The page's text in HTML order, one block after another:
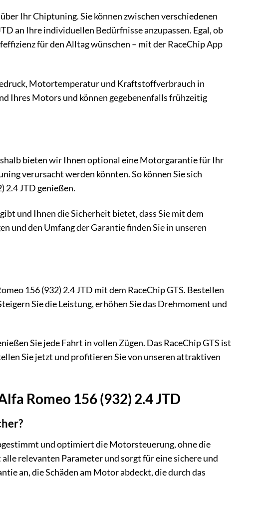
Ihr Chiptuning. Sie können zwischen verschiedenen
an Ihre individuellen Bedürfnisse anzupassen. Egal, ob
für den Alltag wünschen – mit der RaceChip App
Motortemperatur und Kraftstoffverbrauch in
Ihres Motors und können gegebenenfalls frühzeitig
bieten wir Ihnen optional eine Motorgarantie für Ihr
verursacht werden könnten. So können Sie sich
2.4 JTD genießen.
und Ihnen die Sicherheit bietet, dass Sie mit dem
und den Umfang der Garantie finden Sie in unseren
156 (932) 2.4 JTD mit dem RaceChip GTS. Bestellen
Sie die Leistung, erhöhen Sie das Drehmoment und
Sie jede Fahrt in vollen Zügen. Das RaceChip GTS ist
Sie jetzt und profitieren Sie von unseren attraktiven
Romeo 156 (932) 2.4 JTD
und optimiert die Motorsteuerung, ohne die
relevanten Parameter und sorgt für eine sichere und
an, die Schäden am Motor abdeckt, die durch das